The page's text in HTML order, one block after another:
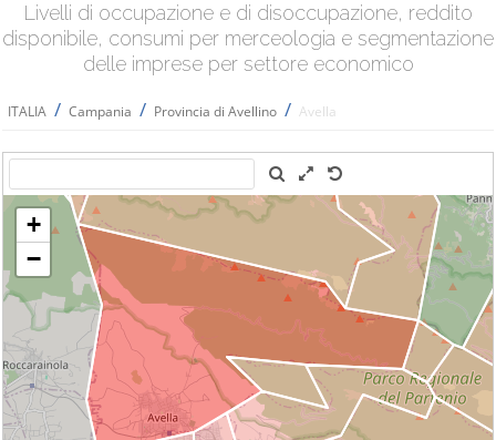
Livelli di occupazione e di disoccupazione, reddito
disponibile, consumi per merceologia e segmentazione
delle imprese per settore economico
ITALIA / Campania / Provincia di Avellino / Avella